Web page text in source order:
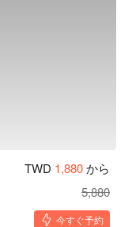
TWD 1,880から
5,880
今すぐ予約